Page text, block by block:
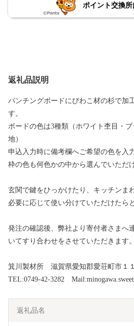
ポイント交換所
返礼品説明
パンチングボードにびわこ材の杉で加
す。
ボードの色は3種類（ホワイト杢目・
地）
申込入力時に備考欄へご希望の色を入
枠の色も何色かの中から選んでいただ
玄関で鍵をひっかけたり、キッチンま
必要に応じて使い分けていただけたら
発注の確認後、弊社より寄付者さまへ
いてすり合わせをさせていただきます。
箕川製材所 滋賀県愛知郡愛荘町市１
TEL:0749-42-3282
返礼品名